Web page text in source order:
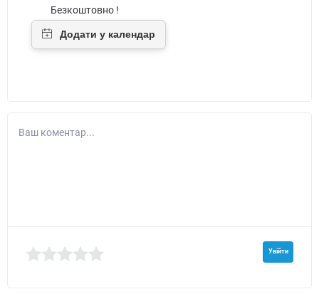
Безкоштовно !
Ваш коментар...
Увійти